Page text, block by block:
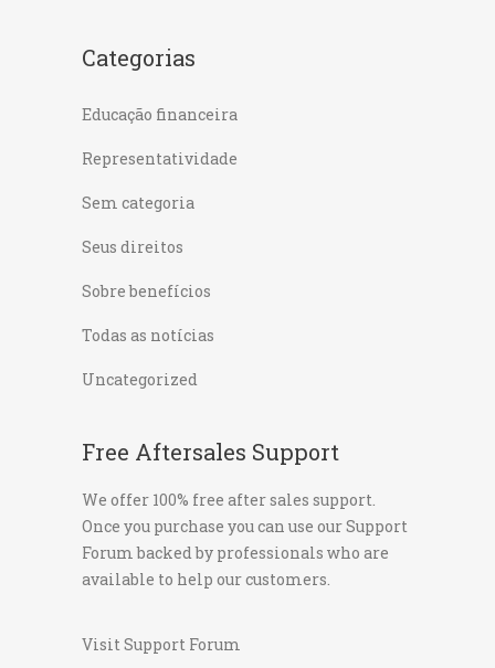
Categorias
Educação financeira
Representatividade
Sem categoria
Seus direitos
Sobre benefícios
Todas as notícias
Uncategorized
Free Aftersales Support
We offer 100% free after sales support.
Once you purchase you can use ourSupport
Forumbacked by professionals who are
available to help our customers.
Visit Support Forum